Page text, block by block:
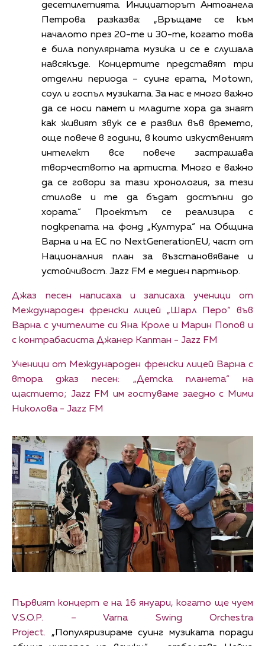
десетилетията. Инициаторът Антоанела
Петрова разказва: „Връщаме се към
началото през 20-те и 30-те, когато това
е била популярната музика и се е слушала
навсякъде. Концертите представят три
отделни периода – суинг ерата, Motown,
соул и госпъл музиката. За нас е много важно
да се носи памет и младите хора да знаят
как живият звук се е развил във времето,
още повече в години, в които изкуственият
интелект все повече застрашава
творчеството на артиста. Много е важно
да се говори за тази хронология, за тези
стилове и те да бъдат достъпни до
хората.“ Проектът се реализира с
подкрепата на фонд „Култура“ на Община
Варна и на ЕС по NextGenerationEU, част от
Националния план за възстановяване и
устойчивост. Jazz FM е медиен партньор.
Джаз песен написаха и записаха ученици от
Международeн френски лицей „Шарл Перо“ във
Варна с учителите си Яна Кроле и Марин Попов и
с контрабасиста Джанер Каптан - Jazz FM
Ученици от Международен френски лицей Варна с
втора джаз песен: „Детска планета“ на
щастието; Jazz FM им гостуваме заедно с Мими
Николова - Jazz FM
Първият концерт е на 16 януари, когато ще чуем
V.S.O.P. – Varna Swing Orchestra
Project. „Популяризираме суинг музиката поради